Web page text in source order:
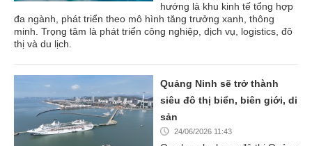
hướng là khu kinh tế tổng hợp
đa ngành, phát triển theo mô hình tăng trưởng xanh, thông
minh. Trọng tâm là phát triển công nghiệp, dịch vụ, logistics, đô
thị và du lịch.
Quảng Ninh sẽ trở thành
siêu đô thị biển, biên giới, di
sản
24/06/2026 11:43